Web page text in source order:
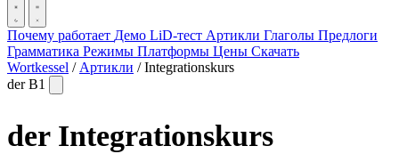
Почему работает Демо LiD-тест Артикли Глаголы Предлоги
Грамматика Режимы Платформы Цены Скачать
Wortkessel / Артикли / Integrationskurs
derB1
derIntegrationskurs